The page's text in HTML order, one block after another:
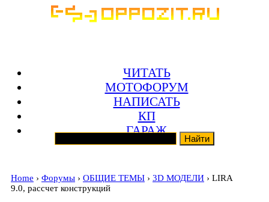
ЧИТАТЬ
МОТОФОРУМ
НАПИСАТЬ
КП
ГАРАЖ
Home › Форумы › ОБЩИЕ ТЕМЫ › 3D МОДЕЛИ › LIRA
9.0, рассчет конструкций